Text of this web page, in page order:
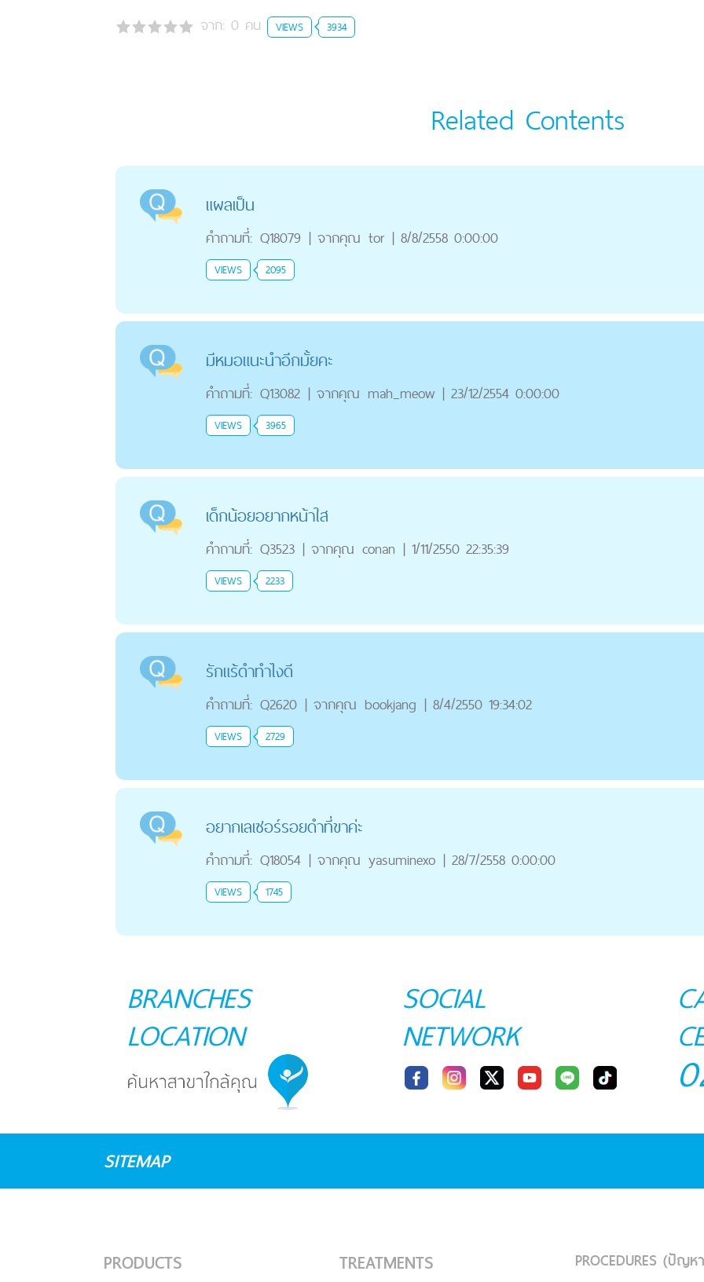
จาก: 0 คน VIEWS 3934
Related Contents
แผลเป็น
คำถามที่: Q18079 | จากคุณ tor | 8/8/2558 0:00:00
VIEWS 2095
มีหมอแนะนำอีกมั้ยคะ
คำถามที่: Q13082 | จากคุณ mah_meow | 23/12/2554 0:00:00
VIEWS 3965
เด็กน้อยอยากหน้าใส
คำถามที่: Q3523 | จากคุณ conan | 1/11/2550 22:35:39
VIEWS 2233
รักแร้ดำทำไงดี
คำถามที่: Q2620 | จากคุณ bookjang | 8/4/2550 19:34:02
VIEWS 2729
อยากเลเซอร์รอยดำที่ขาค่ะ
คำถามที่: Q18054 | จากคุณ yasuminexo | 28/7/2558 0:00:00
VIEWS 1745
BRANCHES
LOCATION
SOCIAL
NETWORK
SITEMAP
PRODUCTS TREATMENTS
PROCEDURES (ปัญห